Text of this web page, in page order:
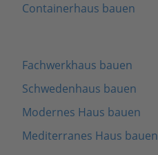
Containerhaus bauen
Fachwerkhaus bauen
Schwedenhaus bauen
Modernes Haus bauen
Mediterranes Haus bauen